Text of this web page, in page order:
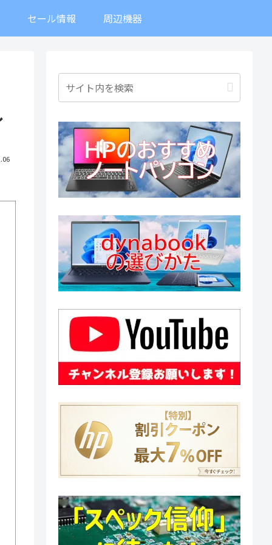
セール情報 周辺機器